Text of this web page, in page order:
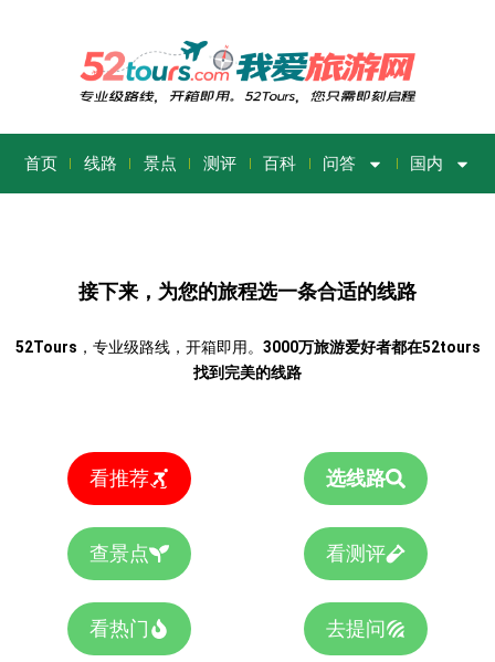
首页 线路 景点 测评 百科 问答 国内
接下来，为您的旅程选一条合适的线路
52Tours ，专业级路线，开箱即用。 3000万旅游爱好者都在52tours
找到完美的线路
看推荐 选线路
查景点 看测评
看热门 去提问